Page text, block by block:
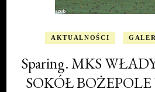
AKTUALNOŚCI
Sparing. MKS
SOKÓŁ